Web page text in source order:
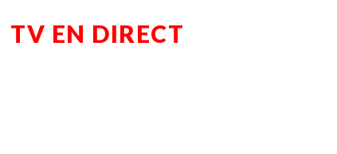
TV EN DIRECT